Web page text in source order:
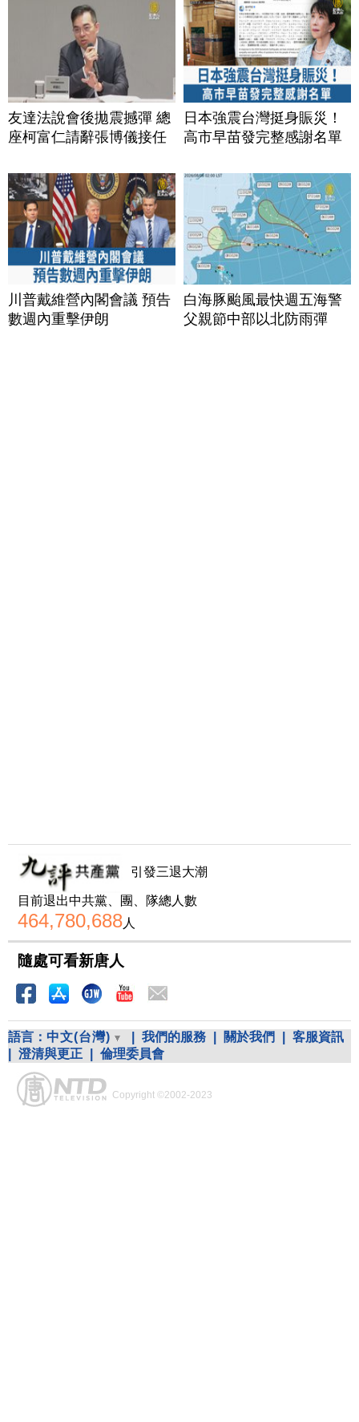
友達法說會後拋震撼彈 總
座柯富仁請辭張博儀接任
日本強震台灣挺身賑災！
高市早苗發完整感謝名單
川普戴維營內閣會議 預告
數週內重擊伊朗
白海豚颱風最快週五海警
父親節中部以北防雨彈
引發三退大潮
目前退出中共黨、團、隊總人數
464,780,688人
隨處可看新唐人
語言： 中文(台灣) 我們的服務 關於我們
客服資訊
澄清與更正 倫理委員會
Copyright ©2002-2023